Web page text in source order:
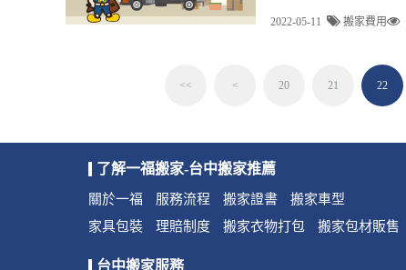
2022-05-11 搬家費用
<< < 20 21 22
了解一福搬家-台中搬家推薦
關於一福 服務流程 搬家證書
搬家車型
家具包裝
理賠制度 搬家衣物打包 搬家包材販售
台中搬家服務